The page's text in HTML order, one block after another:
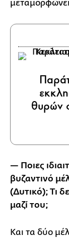
θυρών
— Ποιες
βυζαντινό
(Δυτικό); Τι
μαζί του;
Και τα δύο